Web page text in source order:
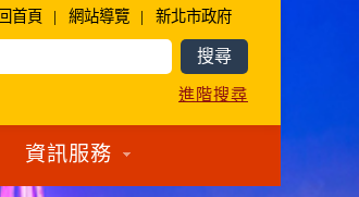
回首頁 | 網站導覽 | 新北市政府
進階搜尋
資訊服務